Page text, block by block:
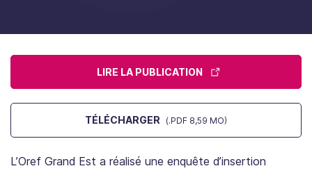
LIRE LA PUBLICATION
TÉLÉCHARGER (.PDF 8,59 MO)
L’Oref Grand Est a réalisé une enquête d’insertion